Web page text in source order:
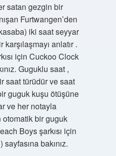
satan gezgin bir
Furtwangen’den
iki saat seyyar
karşılaşmayı anlatır .
için Cuckoo Clock
Guguklu saat ,
saat türüdür ve saat
guguk kuşu ötüşüne
ve her notayla
bir guguk
Boys şarkısı için
bakınız.